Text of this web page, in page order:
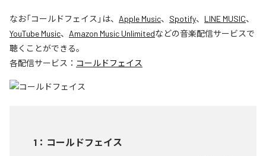
なお「コールドフェイス 」は、 Apple Music、 Spotify、 LINE MUSIC、
YouTube Music、 Amazon Music Unlimitedなどの音楽配信サービスで
聴くことができる。
各配信サービス： コールドフェイス
1 ： コールドフェイス